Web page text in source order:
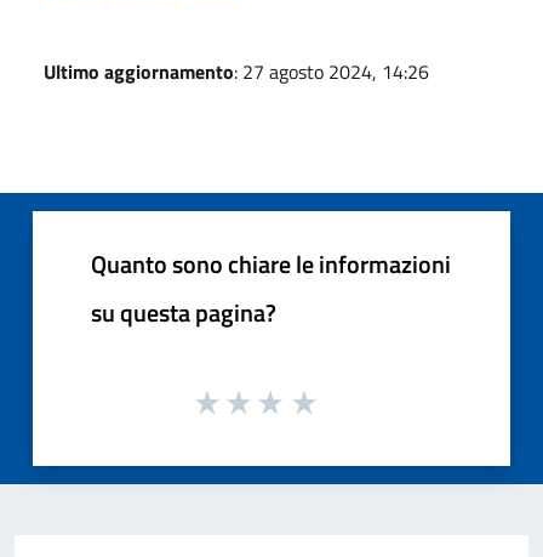
Ultimo aggiornamento: 27 agosto 2024, 14:26
Quanto sono chiare le informazioni
su questa pagina?